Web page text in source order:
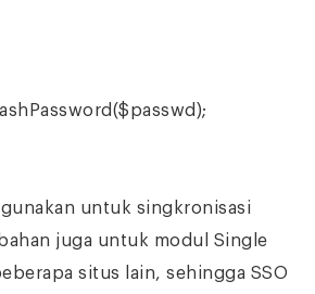
untuk singkronisasi
juga untuk modul Single
situs lain, sehingga SSO